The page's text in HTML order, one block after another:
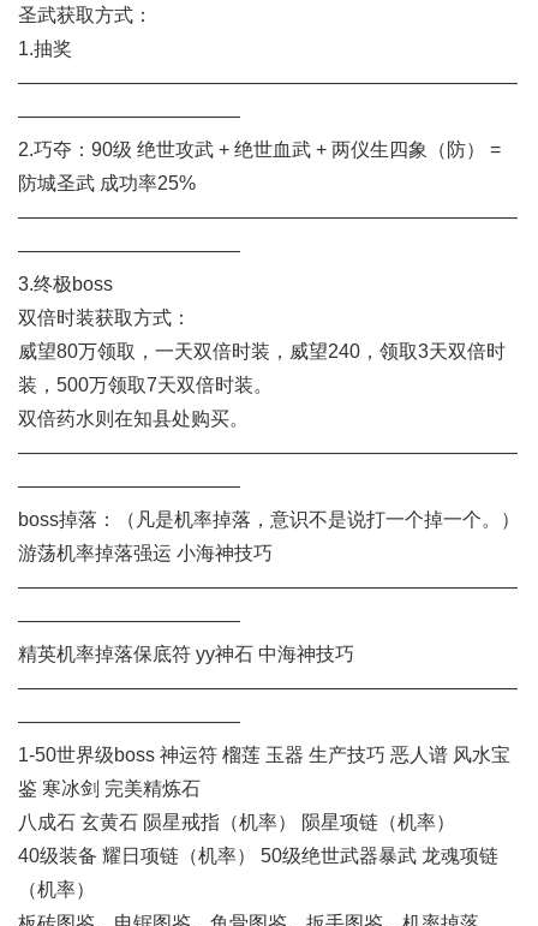
圣武获取方式：
1.抽奖
——————————————————————————
———————————–
2.巧夺：90级 绝世攻武 + 绝世血武 + 两仪生四象（防） =
防城圣武 成功率25%
——————————————————————————
———————————–
3.终极boss
双倍时装获取方式：
威望80万领取，一天双倍时装，威望240，领取3天双倍时
装，500万领取7天双倍时装。
双倍药水则在知县处购买。
——————————————————————————
———————————–
boss掉落：（凡是机率掉落，意识不是说打一个掉一个。）
游荡机率掉落强运 小海神技巧
——————————————————————————
———————————–
精英机率掉落保底符 yy神石 中海神技巧
——————————————————————————
———————————–
1-50世界级boss 神运符 榴莲 玉器 生产技巧 恶人谱 风水宝
鉴 寒冰剑 完美精炼石
八成石 玄黄石 陨星戒指（机率） 陨星项链（机率）
40级装备 耀日项链（机率） 50级绝世武器暴武 龙魂项链
（机率）